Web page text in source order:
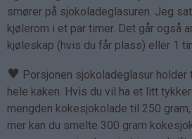
smører på sjokoladeglasuren. Jeg
kjølerom i et par timer. Det går også
kjøleskap (hvis du får plass) eller 1
♥ Porsjonen sjokoladeglasur
hele kaken. Hvis du vil ha et litt
mengden kokesjokolade til 250
mer kan du smelte 300 gram